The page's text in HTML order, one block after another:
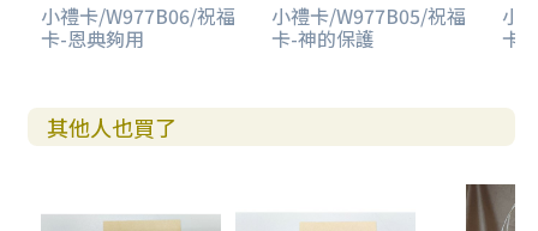
小禮卡/W977B06/祝福
卡-恩典夠用
小禮卡/W977B05/祝福
卡-神的保護
小
卡-
其他人也買了